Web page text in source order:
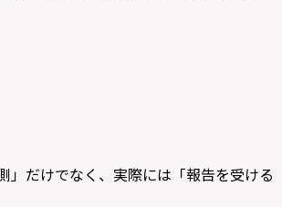
」だけでなく、実際には「報告を受ける